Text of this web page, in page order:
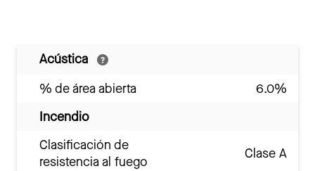
Acústica
% de área abierta
6.0%
Incendio
Clasificación de
resistencia al fuego
Clase A